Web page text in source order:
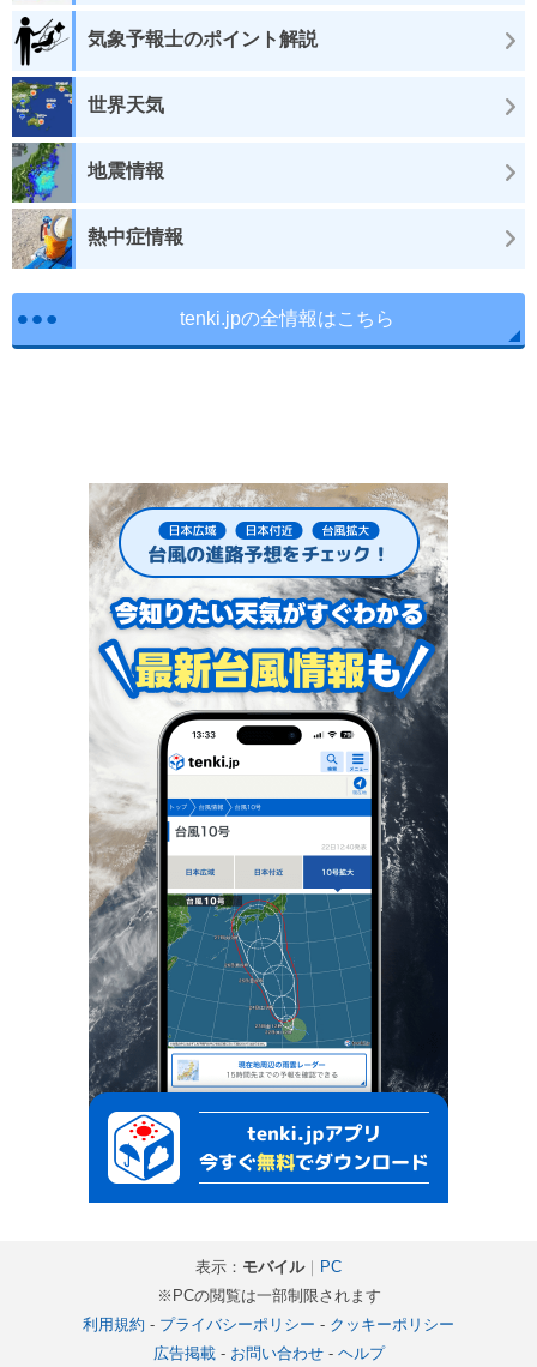
気象予報士のポイント解説
世界天気
地震情報
熱中症情報
tenki.jpの全情報はこちら
表示： モバイル｜ PC
※PCの閲覧は一部制限されます
利用規約 - プライバシーポリシー - クッキーポリシー
広告掲載- お問い合わせ- ヘルプ